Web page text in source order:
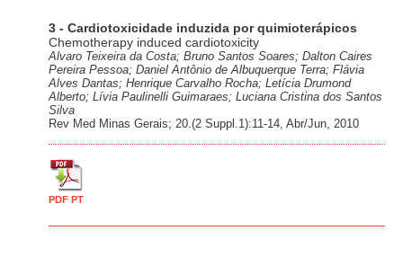
3 - Cardiotoxicidade induzida por quimioterápicos
Chemotherapy induced cardiotoxicity
Alvaro Teixeira da Costa; Bruno Santos Soares; Dalton Caires
Pereira Pessoa; Daniel Antônio de Albuquerque Terra; Flávia
Alves Dantas; Henrique Carvalho Rocha; Letícia Drumond
Alberto; Lívia Paulinelli Guimaraes; Luciana Cristina dos Santos
Silva
Rev Med Minas Gerais; 20.(2 Suppl.1):11-14, Abr/Jun, 2010
PDF PT